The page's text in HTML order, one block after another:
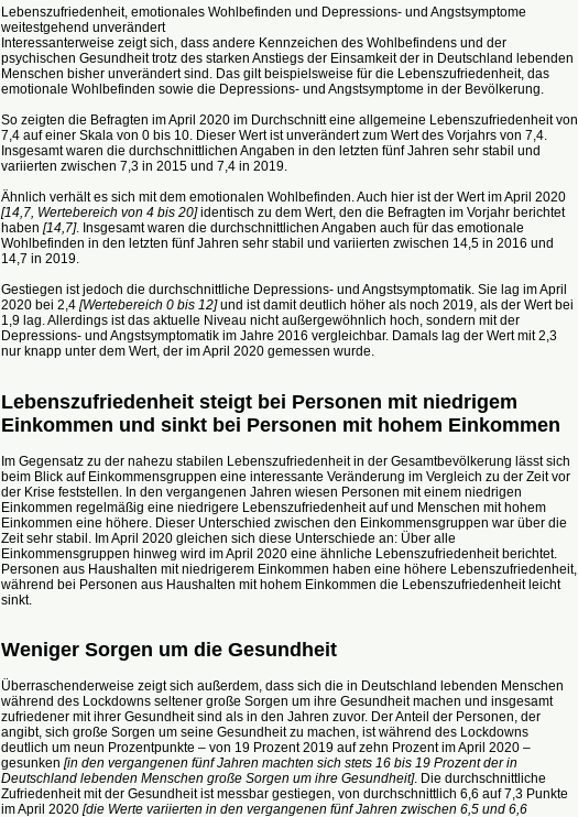
Lebenszufriedenheit, emotionales Wohlbefinden und Depressions- und Angstsymptome
weitestgehend unverändert
Interessanterweise zeigt sich, dass andere Kennzeichen des Wohlbefindens und der
psychischen Gesundheit trotz des starken Anstiegs der Einsamkeit der in Deutschland lebenden
Menschen bisher unverändert sind. Das gilt beispielsweise für die Lebenszufriedenheit, das
emotionale Wohlbefinden sowie die Depressions- und Angstsymptome in der Bevölkerung.
So zeigten die Befragten im April 2020 im Durchschnitt eine allgemeine Lebenszufriedenheit von
7,4 auf einer Skala von 0 bis 10. Dieser Wert ist unverändert zum Wert des Vorjahrs von 7,4.
Insgesamt waren die durchschnittlichen Angaben in den letzten fünf Jahren sehr stabil und
variierten zwischen 7,3 in 2015 und 7,4 in 2019.
Ähnlich verhält es sich mit dem emotionalen Wohlbefinden. Auch hier ist der Wert im April 2020
[14,7, Wertebereich von 4 bis 20]identisch zu dem Wert, den die Befragten im Vorjahr berichtet
haben [14,7]. Insgesamt waren die durchschnittlichen Angaben auch für das emotionale
Wohlbefinden in den letzten fünf Jahren sehr stabil und variierten zwischen 14,5 in 2016 und
14,7 in 2019.
Gestiegen ist jedoch die durchschnittliche Depressions- und Angstsymptomatik. Sie lag im April
2020 bei 2,4 [Wertebereich 0 bis 12]und ist damit deutlich höher als noch 2019, als der Wert bei
1,9 lag. Allerdings ist das aktuelle Niveau nicht außergewöhnlich hoch, sondern mit der
Depressions- und Angstsymptomatik im Jahre 2016 vergleichbar. Damals lag der Wert mit 2,3
nur knapp unter dem Wert, der im April 2020 gemessen wurde.
Lebenszufriedenheit steigt bei Personen mit niedrigem
Einkommen und sinkt bei Personen mit hohem Einkommen
Im Gegensatz zu der nahezu stabilen Lebenszufriedenheit in der Gesamtbevölkerung lässt sich
beim Blick auf Einkommensgruppen eine interessante Veränderung im Vergleich zu der Zeit vor
der Krise feststellen. In den vergangenen Jahren wiesen Personen mit einem niedrigen
Einkommen regelmäßig eine niedrigere Lebenszufriedenheit auf und Menschen mit hohem
Einkommen eine höhere. Dieser Unterschied zwischen den Einkommensgruppen war über die
Zeit sehr stabil. Im April 2020 gleichen sich diese Unterschiede an: Über alle
Einkommensgruppen hinweg wird im April 2020 eine ähnliche Lebenszufriedenheit berichtet.
Personen aus Haushalten mit niedrigerem Einkommen haben eine höhere Lebenszufriedenheit,
während bei Personen aus Haushalten mit hohem Einkommen die Lebenszufriedenheit leicht
sinkt.
Weniger Sorgen um die Gesundheit
Überraschenderweise zeigt sich außerdem, dass sich die in Deutschland lebenden Menschen
während des Lockdowns seltener große Sorgen um ihre Gesundheit machen und insgesamt
zufriedener mit ihrer Gesundheit sind als in den Jahren zuvor. Der Anteil der Personen, der
angibt, sich große Sorgen um seine Gesundheit zu machen, ist während des Lockdowns
deutlich um neun Prozentpunkte – von 19 Prozent 2019 auf zehn Prozent im April 2020 –
gesunken [in den vergangenen fünf Jahren machten sich stets 16 bis 19 Prozent der in
Deutschland lebenden Menschen große Sorgen um ihre Gesundheit]. Die durchschnittliche
Zufriedenheit mit der Gesundheit ist messbar gestiegen, von durchschnittlich 6,6 auf 7,3 Punkte
im April 2020 [die Werte variierten in den vergangenen fünf Jahren zwischen 6,5 und 6,6